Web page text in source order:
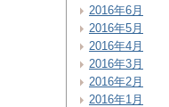
2016年6月
2016年5月
2016年4月
2016年3月
2016年2月
2016年1月